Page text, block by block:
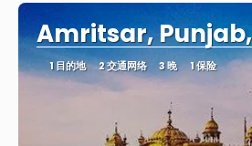
Amritsar,
1 目的地 2 交通网络 3 晚 1 保险